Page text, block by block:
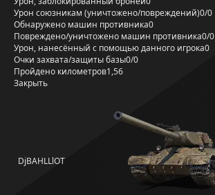
Урон союзникам (уничтожено/повреждений)0/0
Обнаружено машин противника0
Повреждено/уничтожено машин противника0/0
Урон, нанесённый с помощью данного игрока0
Очки захвата/защиты базы0/0
Пройдено километров1,56
Закрыть
DjBAHLLlOT